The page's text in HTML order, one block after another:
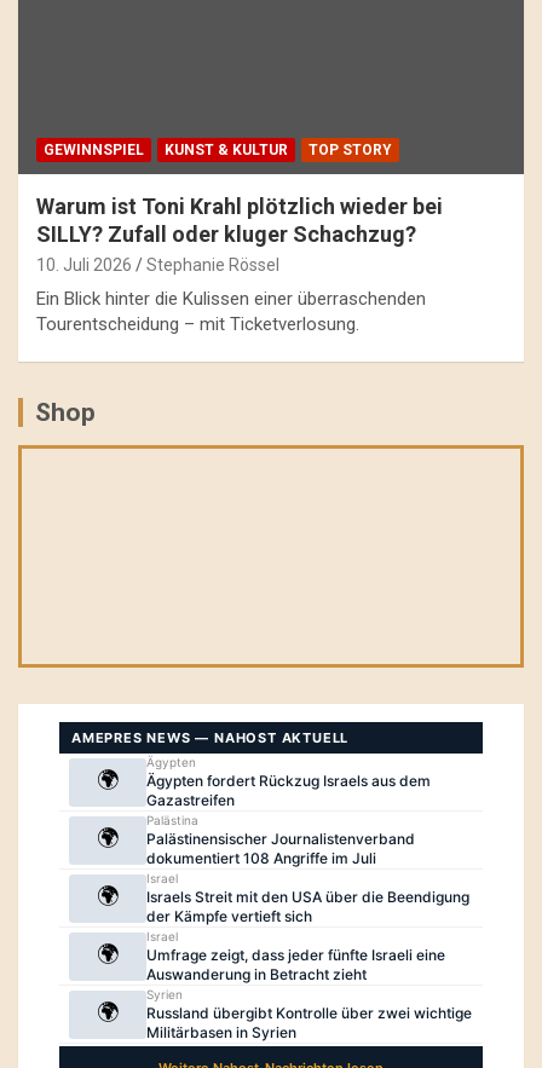
GEWINNSPIEL KUNST & KULTUR TOP STORY
Warum ist Toni Krahl plötzlich wieder bei
SILLY? Zufall oder kluger Schachzug?
10. Juli 2026 Stephanie Rössel
Ein Blick hinter die Kulissen einer überraschenden
Tourentscheidung – mit Ticketverlosung.
Shop